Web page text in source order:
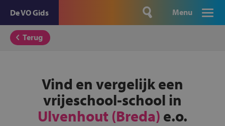
De VO Gids Menu
Terug
Vind en vergelijk een
vrijeschool-school in
Ulvenhout (Breda) e.o.